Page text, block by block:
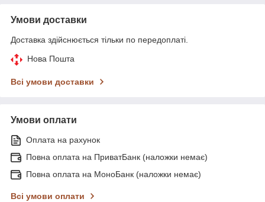
Умови доставки
Доставка здійснюється тільки по передоплаті.
Нова Пошта
Всі умови доставки
Умови оплати
Оплата на рахунок
Повна оплата на ПриватБанк (наложки немає)
Повна оплата на МоноБанк (наложки немає)
Всі умови оплати